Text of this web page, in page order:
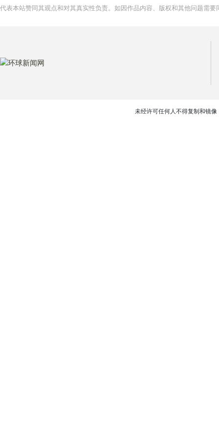
代表本站赞同其观点和对其真实性负责。如因作品内容、版权和其他问题需
未经许可任何人不得复制和镜